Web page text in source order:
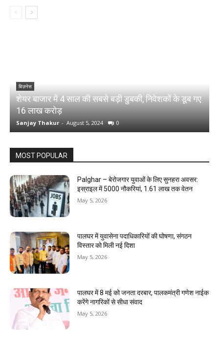
बिज़नेस
शेयर बाजार में 4 साल की सबसे बड़ी डुबकी, निवेशकों के डूब गए
16 लाख करोड़
Sanjay Thakur - August 5, 2024 0
MOST POPULAR
Palghar – बेरोजगार युवाओं के लिए सुनहरा अवसर:
इस्राइल में 5000 नौकरियां, ₹1.61 लाख तक वेतन
May 5, 2026
पालघर में युवासेना पदाधिकारियों की घोषणा, संगठन
विस्तार को मिली नई दिशा
May 5, 2026
पालघर में 8 मई को जनता दरबार, पालकमंत्री गणेश नाईक
करेंगे नागरिकों से सीधा संवाद
May 5, 2026